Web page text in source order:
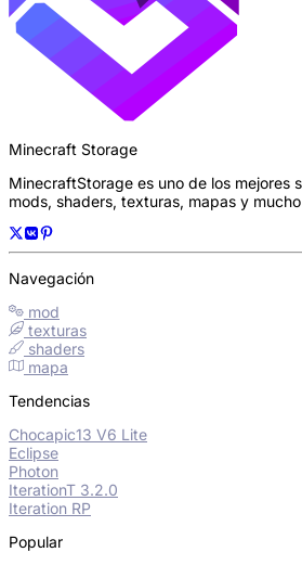
Minecraft Storage
MinecraftStorage es uno de los mejores
mods, shaders, texturas, mapas y
Navegación
mod
texturas
shaders
mapa
Tendencias
Chocapic13 V6 Lite
Eclipse
Photon
IterationT 3.2.0
Iteration RP
Popular